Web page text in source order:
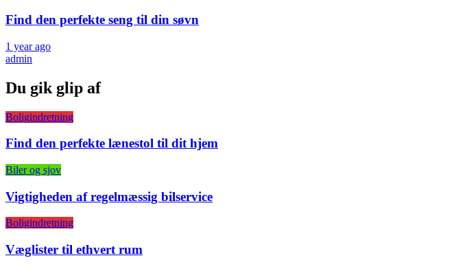
Find den perfekte seng til din søvn
1 year ago
admin
Du gik glip af
Boligindretning
Find den perfekte lænestol til dit hjem
Biler og sjov
Vigtigheden af regelmæssig bilservice
Boligindretning
Væglister til ethvert rum